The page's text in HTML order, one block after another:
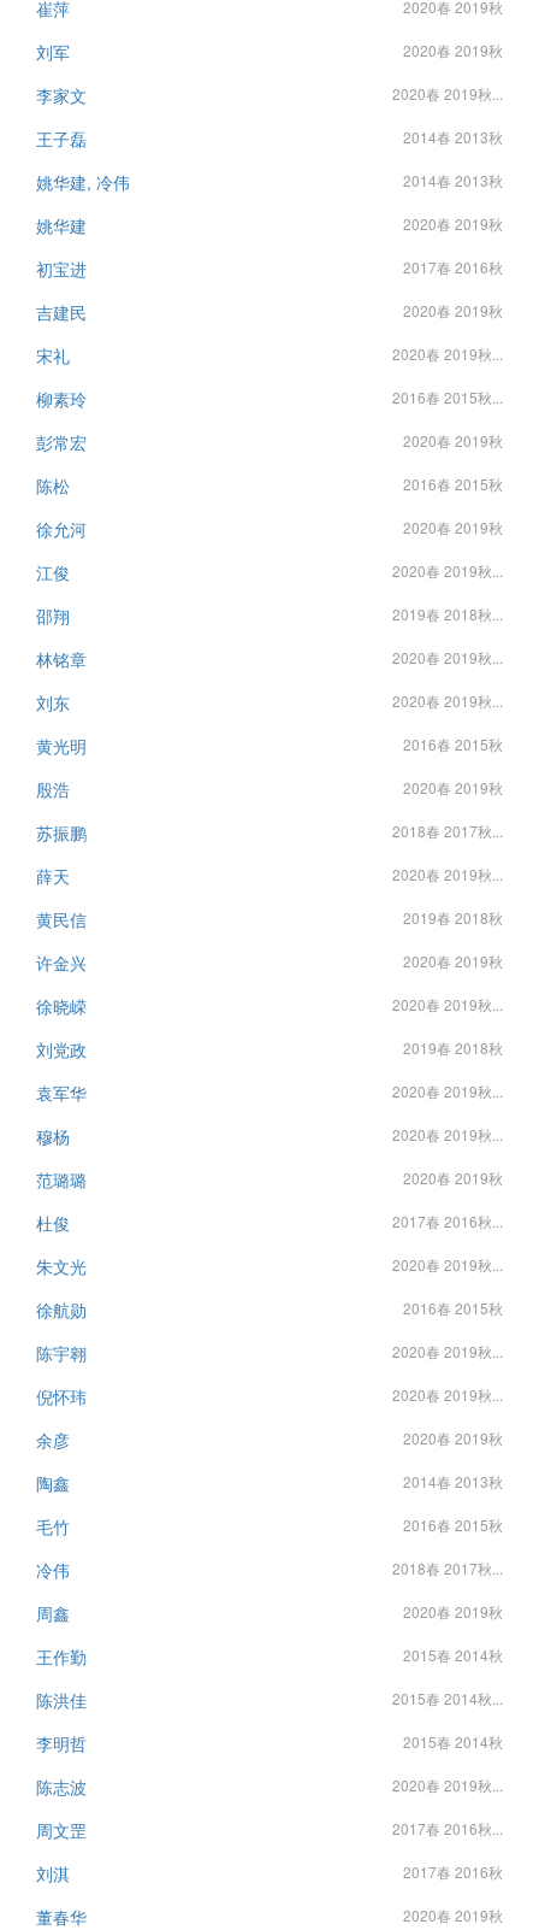
崔萍 2020春 2019秋
刘军 2020春 2019秋
李家文 2020春 2019秋...
王子磊 2014春 2013秋
姚华建, 冷伟 2014春 2013秋
姚华建 2020春 2019秋
初宝进 2017春 2016秋
吉建民 2020春 2019秋
宋礼 2020春 2019秋...
柳素玲 2016春 2015秋...
彭常宏 2020春 2019秋
陈松 2016春 2015秋
徐允河 2020春 2019秋
江俊 2020春 2019秋...
邵翔 2019春 2018秋...
林铭章 2020春 2019秋...
刘东 2020春 2019秋...
黄光明 2016春 2015秋
殷浩 2020春 2019秋
苏振鹏 2018春 2017秋...
薛天 2020春 2019秋...
黄民信 2019春 2018秋
许金兴 2020春 2019秋
徐晓嵘 2020春 2019秋...
刘党政 2019春 2018秋
袁军华 2020春 2019秋...
穆杨 2020春 2019秋...
范璐璐 2020春 2019秋
杜俊 2017春 2016秋...
朱文光 2020春 2019秋...
徐航勋 2016春 2015秋
陈宇翱 2020春 2019秋...
倪怀玮 2020春 2019秋...
余彦 2020春 2019秋
陶鑫 2014春 2013秋
毛竹 2016春 2015秋
冷伟 2018春 2017秋...
周鑫 2020春 2019秋
王作勤 2015春 2014秋
陈洪佳 2015春 2014秋...
李明哲 2015春 2014秋
陈志波 2020春 2019秋...
周文罡 2017春 2016秋...
刘淇 2017春 2016秋
董春华 2020春 2019秋